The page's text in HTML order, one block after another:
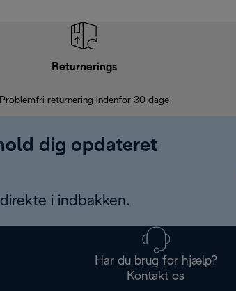
Returnerings
returnering indenfor 30 dage
dig opdateret
i indbakken.
Har du brug for hjælp?
Kontakt os